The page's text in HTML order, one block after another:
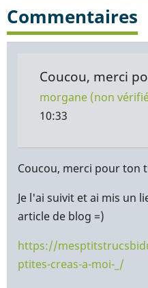
Commentaires
Coucou, merci
morgane (non
10:33
Coucou, merci pour ton
Je l'ai suivit et ai mis un
article de blog =)
https://
ptites-creas-a-moi-_/